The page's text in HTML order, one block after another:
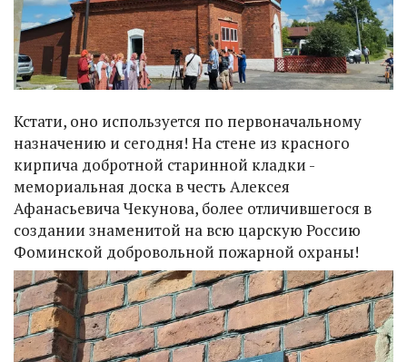
Кстати, оно используется по первоначальному
назначению и сегодня! На стене из красного
кирпича добротной старинной кладки -
мемориальная доска в честь Алексея
Афанасьевича Чекунова, более отличившегося в
создании знаменитой на всю царскую Россию
Фоминской добровольной пожарной охраны!